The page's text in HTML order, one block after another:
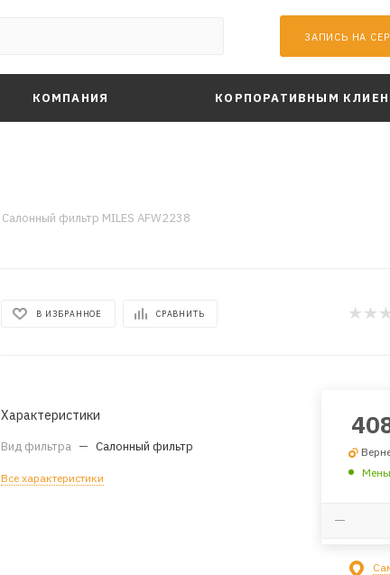
ЗАПИСЬ НА
КОМПАНИЯ КОРПОРАТИВНЫМ
Салонный фильтр MILES AFW2238
В ИЗБРАННОЕ СРАВНИТЬ
Характеристики
Вид фильтра — Салонный фильтр
Все характеристики